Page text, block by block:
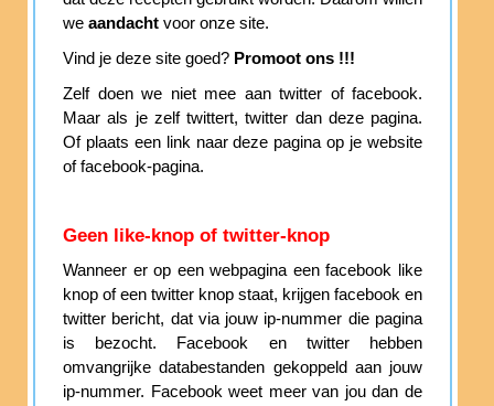
we aandacht voor onze site.
Vind je deze site goed? Promoot ons !!!
Zelf doen we niet mee aan twitter of facebook.
Maar als je zelf twittert, twitter dan deze pagina.
Of plaats een link naar deze pagina op je website
of facebook-pagina.
Geen like-knop of twitter-knop
Wanneer er op een webpagina een facebook like
knop of een twitter knop staat, krijgen facebook en
twitter bericht, dat via jouw ip-nummer die pagina
is bezocht. Facebook en twitter hebben
omvangrijke databestanden gekoppeld aan jouw
ip-nummer. Facebook weet meer van jou dan de